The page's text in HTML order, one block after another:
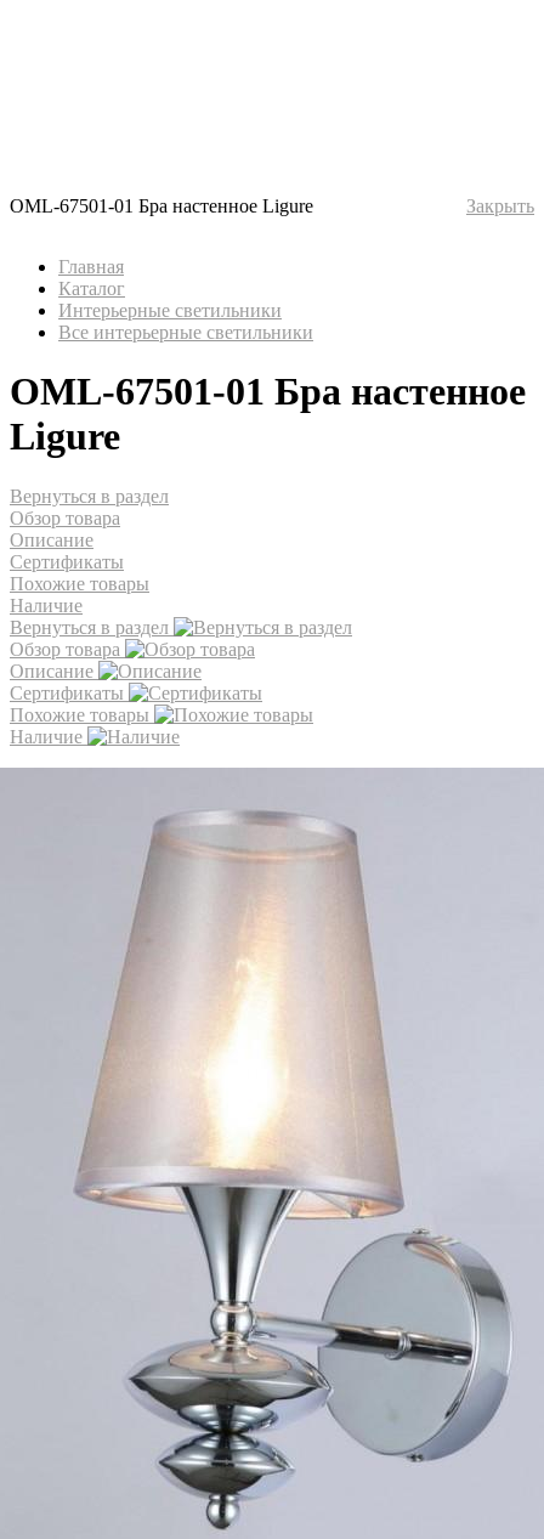
OML-67501-01 Бра настенное Ligure Закрыть
Главная
Каталог
Интерьерные светильники
Все интерьерные светильники
OML-67501-01 Бра настенное
Ligure
Вернуться в раздел
Обзор товара
Описание
Сертификаты
Похожие товары
Наличие
Вернуться в раздел
Обзор товара
Описание
Сертификаты
Похожие товары
Наличие